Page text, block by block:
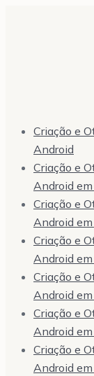
Criação e
Android
Criação e
Android em
Criação e
Android em
Criação e
Android
Criação e
Android
Criação e
Android
Criação e
Android